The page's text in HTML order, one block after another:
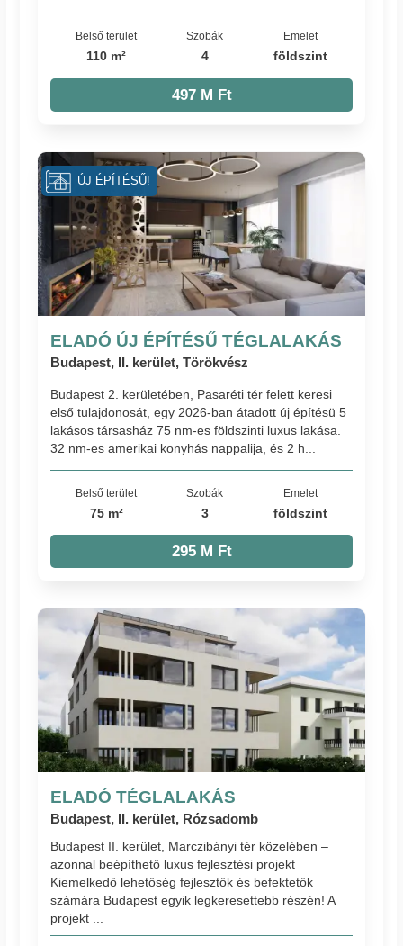
Belső terület
110 m²
Szobák
4
Emelet
földszint
497 M Ft
ELADÓ ÚJ ÉPÍTÉSŰ TÉGLALAKÁS
Budapest, II. kerület, Törökvész
Budapest 2. kerületében, Pasaréti tér felett keresi
első tulajdonosát, egy 2026-ban átadott új építésü 5
lakásos társasház 75 nm-es földszinti luxus lakása.
32 nm-es amerikai konyhás nappalija, és 2 h...
Belső terület
75 m²
Szobák
3
Emelet
földszint
295 M Ft
ÚJ ÉPÍTÉSŰ!
ELADÓ TÉGLALAKÁS
Budapest, II. kerület, Rózsadomb
Budapest II. kerület, Marczibányi tér közelében –
azonnal beépíthető luxus fejlesztési projekt
Kiemelkedő lehetőség fejlesztők és befektetők
számára Budapest egyik legkeresettebb részén! A
projekt ...